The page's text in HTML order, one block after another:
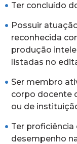
Ter concluído
Possuir
reconhecida
produção
listadas no
Ser membro
corpo docente
ou de
Ter
desempenho